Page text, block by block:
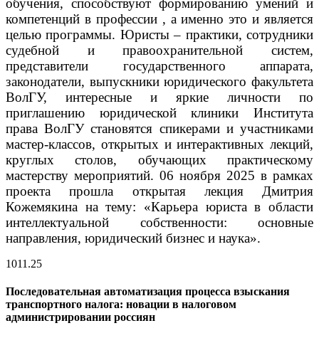
компетенций в профессии , а именно это и является
целью программы. Юристы – практики, сотрудники
судебной и правоохранительной систем,
представители государственного аппарата,
законодатели, выпускники юридического факультета
ВолГУ, интересные и яркие личности по
приглашению юридической клиники Института
права ВолГУ становятся спикерами и участниками
мастер-классов, открытых и интерактивных лекций,
круглых столов, обучающих практическому
мастерству мероприятий. 06 ноября 2025 в рамках
проекта прошла открытая лекция Дмитрия
Кожемякина на тему: «Карьера юриста в области
интеллектуальной собственности: основные
направления, юридический бизнес и наука».
1011.25
Последовательная автоматизация процесса взыскания
транспортного налога: новации в налоговом
администрировании россиян